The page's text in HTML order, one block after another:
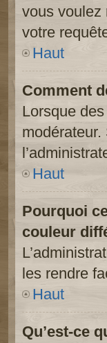
vous voulez
votre
Haut
Comment
Lorsque
Haut
Pourquoi
couleur
les rendre
Haut
Qu’est-ce